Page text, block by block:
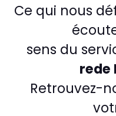
Ce qui nous
sens du
rede
Retrouvez-